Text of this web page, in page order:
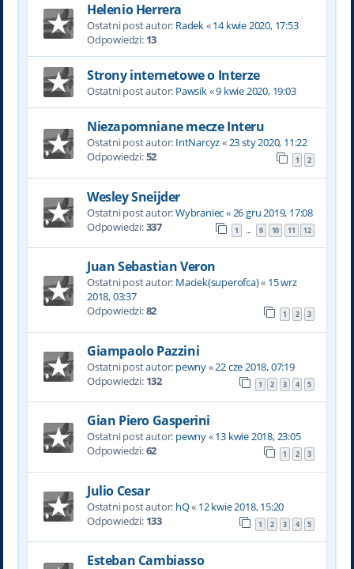
Helenio Herrera
Ostatni post autor: Radek«14 kwie 2020, 17:53
Odpowiedzi: 13
Strony internetowe o Interze
Ostatni post autor: Pawsik«9 kwie 2020, 19:03
Niezapomniane mecze Interu
Ostatni post autor: IntNarcyz«23 sty 2020, 11:22
Odpowiedzi:52 1 2
Wesley Sneijder
Ostatni post autor:Wybraniec«26 gru 2019, 17:08
Odpowiedzi:337 1 … 9 10 11 12
Juan Sebastian Veron
Ostatni post autor: Maciek(superofca)« 15 wrz
2018, 03:37
Odpowiedzi:82 1 2 3
Giampaolo Pazzini
Ostatni post autor: pewny«22 cze 2018, 07:19
Odpowiedzi: 132 1 2 3 4 5
Gian Piero Gasperini
Ostatni post autor: pewny«13 kwie 2018, 23:05
Odpowiedzi:62 1 2 3
Julio Cesar
Ostatni post autor: hQ« 12 kwie 2018, 15:20
Odpowiedzi: 133 1 2 3 4 5
Esteban Cambiasso